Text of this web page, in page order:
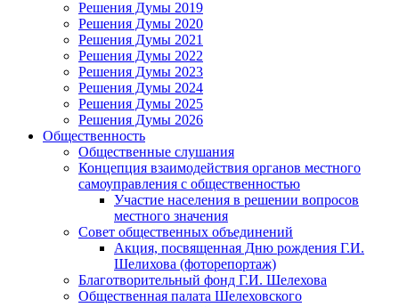
Решения Думы 2019
Решения Думы 2020
Решения Думы 2021
Решения Думы 2022
Решения Думы 2023
Решения Думы 2024
Решения Думы 2025
Решения Думы 2026
Общественность
Общественные слушания
Концепция взаимодействия органов местного
самоуправления с общественностью
Участие населения в решении вопросов
местного значения
Совет общественных объединений
Акция, посвященная Дню рождения Г.И.
Шелихова (фоторепортаж)
Благотворительный фонд Г.И. Шелехова
Общественная палата Шелеховского